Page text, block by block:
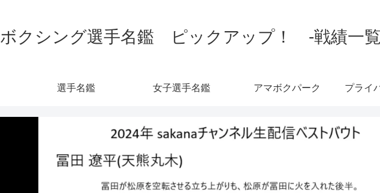
ボクシング選手名鑑 ピックアップ！ -戦績一覧
選手名鑑 女子選手名鑑 アマボクパーク プライ